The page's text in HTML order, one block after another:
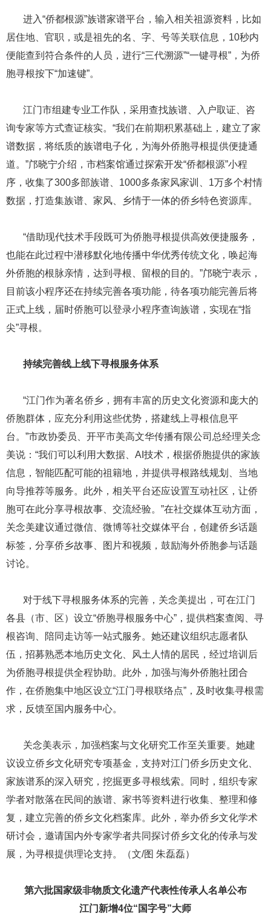
​​​​​​​ ​​​​​​​进入“侨都根源”族谱家谱平台，输入相关祖源资料，比如
居住地、官职，或是祖先的名、字、号等关联信息，10秒内
便能查到符合条件的人员，进行“三代溯源”“一键寻根”，为侨
胞寻根按下“加速键”。
​​​​​​​ ​​​​​​​江门市组建专业工作队，采用查找族谱、入户取证、咨
询专家等方式查证核实。“我们在前期积累基础上，建立了家
谱数据，将纸质的族谱电子化，为海外侨胞寻根提供便捷通
道。”邝晓宁介绍，市档案馆通过探索开发“侨都根源”小程
序，收集了300多部族谱、1000多条家风家训、1万多个村情
数据，打造集族谱、家风、乡情于一体的侨乡特色资源库。
​​​​​​​ ​​​​​​​“借助现代技术手段既可为侨胞寻根提供高效便捷服务，
也能在此过程中潜移默化地传播中华优秀传统文化，唤起海
外侨胞的根脉亲情，达到寻根、留根的目的。”邝晓宁表示，
目前该小程序还在持续完善各项功能，待各项功能完善后将
正式上线，届时侨胞可以登录小程序查询族谱，实现在“指
尖”寻根。
​​​​​​​ ​​​​​​​​​​​​​​持续完善线上线下寻根服务体系
​​​​​​​ ​​​​​​​“江门作为著名侨乡，拥有丰富的历史文化资源和庞大的
侨胞群体，应充分利用这些优势，搭建线上寻根信息平
台。”市政协委员、开平市美高文华传播有限公司总经理关念
美说：“我们可以利用大数据、AI技术，根据侨胞提供的家族
信息，智能匹配可能的祖籍地，并提供寻根路线规划、当地
向导推荐等服务。此外，相关平台还应设置互动社区，让侨
胞可在此分享寻根故事、交流经验。”在社交媒体互动方面，
关念美建议通过微信、微博等社交媒体平台，创建侨乡话题
标签，分享侨乡故事、图片和视频，鼓励海外侨胞参与话题
讨论。
​​​​​​​ ​​​​​​​对于线下寻根服务体系的完善，关念美提出，可在江门
各县（市、区）设立“侨胞寻根服务中心”，提供档案查阅、寻
根咨询、陪同走访等一站式服务。她还建议组织志愿者队
伍，招募熟悉本地历史文化、风土人情的居民，经过培训后
为侨胞寻根提供全程协助。此外，加强与海外侨胞社团合
作，在侨胞集中地区设立“江门寻根联络点”，及时收集寻根需
求，反馈至国内服务中心。
​​​​​​​ ​​​​​​​关念美表示，加强档案与文化研究工作至关重要。她建
议设立侨乡文化研究专项基金，支持对江门侨乡历史文化、
家族谱系的深入研究，挖掘更多寻根线索。同时，组织专家
学者对散落在民间的族谱、家书等资料进行收集、整理和修
复，建立完善的侨乡文化档案库。此外，举办侨乡文化学术
研讨会，邀请国内外专家学者共同探讨侨乡文化的传承与发
展，为寻根提供理论支持。（文/图 朱磊磊）
第六批国家级非物质文化遗产代表性传承人名单公布
江门新增4位“国字号”大师